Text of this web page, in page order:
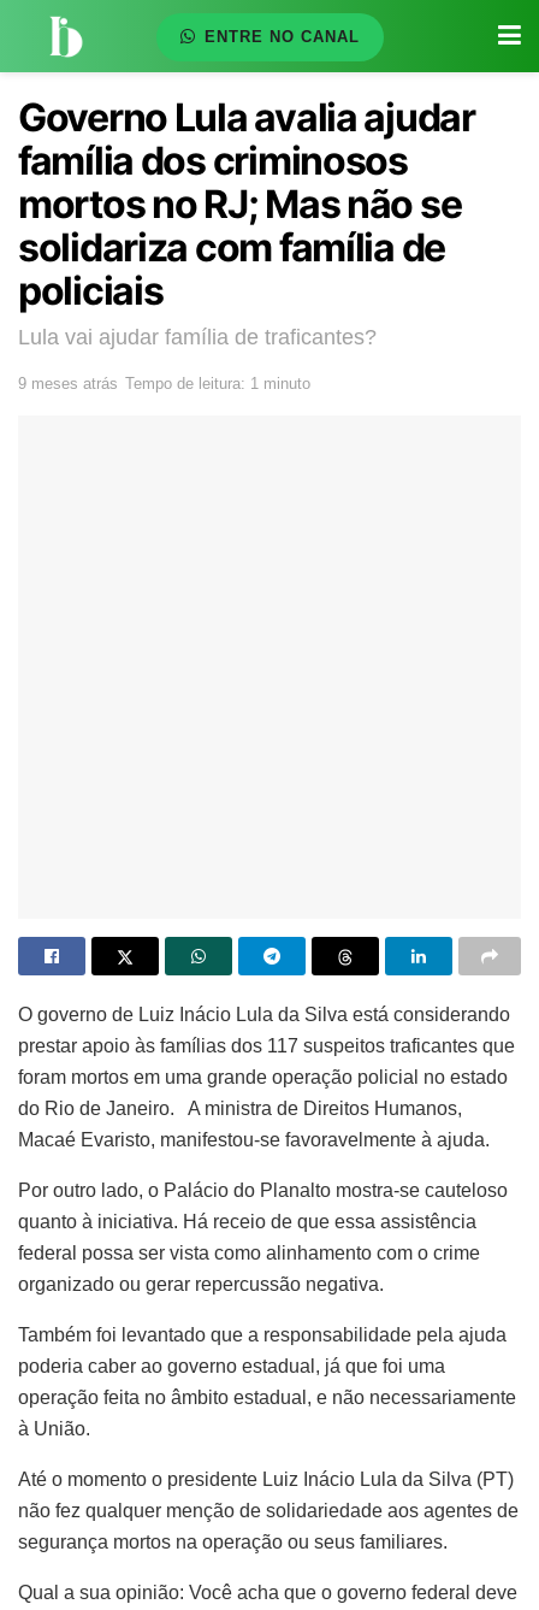
ENTRE NO CANAL
Governo Lula avalia ajudar
família dos criminosos
mortos no RJ; Mas não se
solidariza com família de
policiais
Lula vai ajudar família de traficantes?
9 meses atrás Tempo de leitura: 1 minuto
O governo de Luiz Inácio Lula da Silva está considerando
prestar apoio às famílias dos 117 suspeitos traficantes que
foram mortos em uma grande operação policial no estado
do Rio de Janeiro. A ministra de Direitos Humanos,
Macaé Evaristo, manifestou-se favoravelmente à ajuda.
Por outro lado, o Palácio do Planalto mostra-se cauteloso
quanto à iniciativa. Há receio de que essa assistência
federal possa ser vista como alinhamento com o crime
organizado ou gerar repercussão negativa.
Também foi levantado que a responsabilidade pela ajuda
poderia caber ao governo estadual, já que foi uma
operação feita no âmbito estadual, e não necessariamente
à União.
Até o momento o presidente Luiz Inácio Lula da Silva (PT)
não fez qualquer menção de solidariedade aos agentes de
segurança mortos na operação ou seus familiares.
Qual a sua opinião: Você acha que o governo federal deve